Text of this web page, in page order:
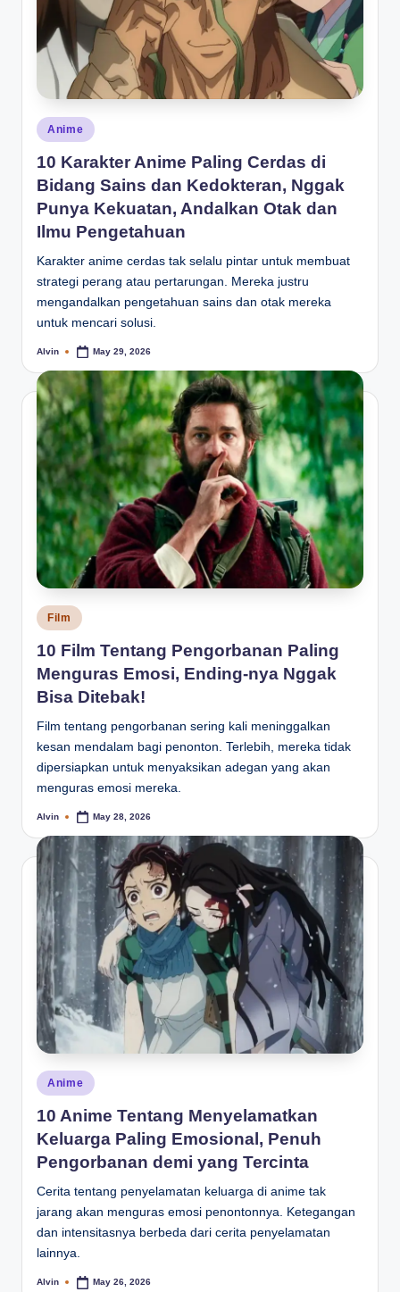
Posted
in
Anime
10 Karakter Anime Paling Cerdas di
Bidang Sains dan Kedokteran, Nggak
Punya Kekuatan, Andalkan Otak dan
Ilmu Pengetahuan
Karakter anime cerdas tak selalu pintar untuk membuat
strategi perang atau pertarungan. Mereka justru
mengandalkan pengetahuan sains dan otak mereka
untuk mencari solusi.
Posted
Alvin May 29, 2026
Posted
in
Film
10 Film Tentang Pengorbanan Paling
Menguras Emosi, Ending-nya Nggak
Bisa Ditebak!
Film tentang pengorbanan sering kali meninggalkan
kesan mendalam bagi penonton. Terlebih, mereka tidak
dipersiapkan untuk menyaksikan adegan yang akan
menguras emosi mereka.
Posted
Alvin May 28, 2026
Posted
in
Anime
10 Anime Tentang Menyelamatkan
Keluarga Paling Emosional, Penuh
Pengorbanan demi yang Tercinta
Cerita tentang penyelamatan keluarga di anime tak
jarang akan menguras emosi penontonnya. Ketegangan
dan intensitasnya berbeda dari cerita penyelamatan
lainnya.
Posted
Alvin May 26, 2026